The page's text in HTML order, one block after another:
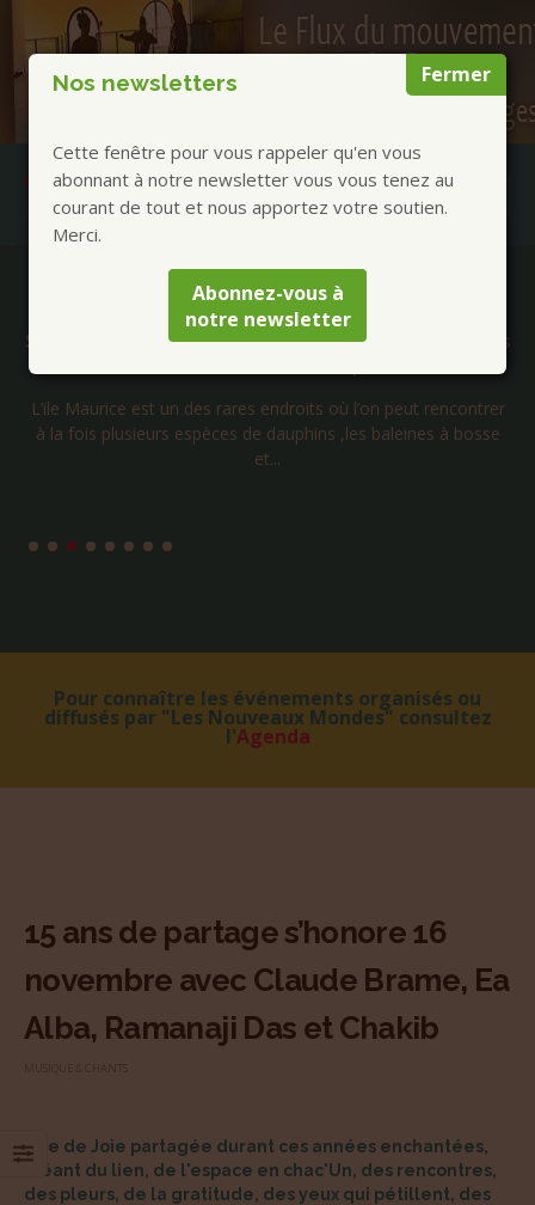
Fermer
Nos newsletters
Cette fenêtre pour vous rappeler qu'en vous
abonnant à notre newsletter vous vous tenez au
courant de tout et nous apportez votre soutien.
Merci.
Abonnez-vous à
notre newsletter
Publications à la Une !
Séminaire initiatique avec les cachalots dauphins
L’ile Maurice est un des rares endroits où l’on peut rencontrer
à la fois plusieurs espèces de dauphins ,les baleines à bosse
et...
Pour connaître les événements organisés ou
diffusés par "Les Nouveaux Mondes" consultez
l'Agenda
15 ans de partage s’honore 16
novembre avec Claude Brame, Ea
Alba, Ramanaji Das et Chakib
Que de Joie partagée durant ces années enchantées,
créant du lien, de l'espace en chac'Un, des rencontres,
des pleurs, de la gratitude, des yeux qui pétillent, des